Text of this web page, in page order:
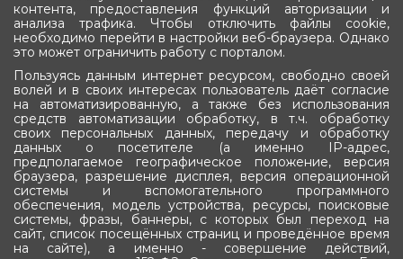
Подписка
Оставьте ваш e-mail, чтобы получать новости
контента, предоставления функций авторизации и
анализа трафика. Чтобы отключить файлы cookie,
необходимо перейти в настройки веб-браузера. Однако
это может ограничить работу с порталом.
Пользуясь данным интернет ресурсом, свободно своей
волей и в своих интересах пользователь даёт согласие
на автоматизированную, а также без использования
средств автоматизации обработку, в т.ч. обработку
своих персональных данных, передачу и обработку
данных о посетителе (а именно IP-адрес,
предполагаемое географическое положение, версия
браузера, разрешение дисплея, версия операционной
системы и вспомогательного программного
обеспечения, модель устройства, ресурсы, поисковые
системы, фразы, баннеры, с которых был переход на
сайт, список посещённых страниц и проведённое время
на сайте), а именно - совершение действий,